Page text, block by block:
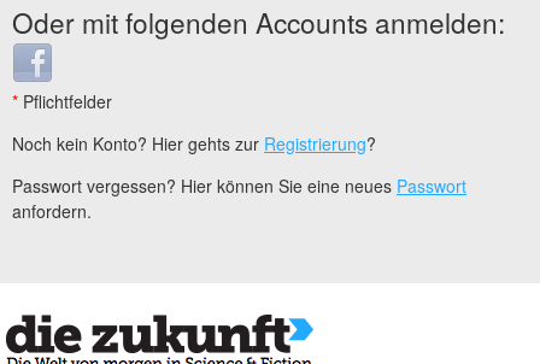
Oder mit folgenden Accounts anmelden:
Login with Facebook
* Pflichtfelder
Noch kein Konto? Hier gehts zur Registrierung?
Passwort vergessen? Hier können Sie eine neues Passwort
anfordern.